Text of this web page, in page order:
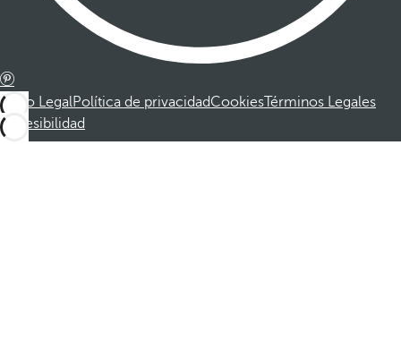
Aviso LegalPolítica de privacidadCookiesTérminos Legales
Accesibilidad